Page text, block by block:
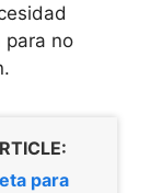
para no
para